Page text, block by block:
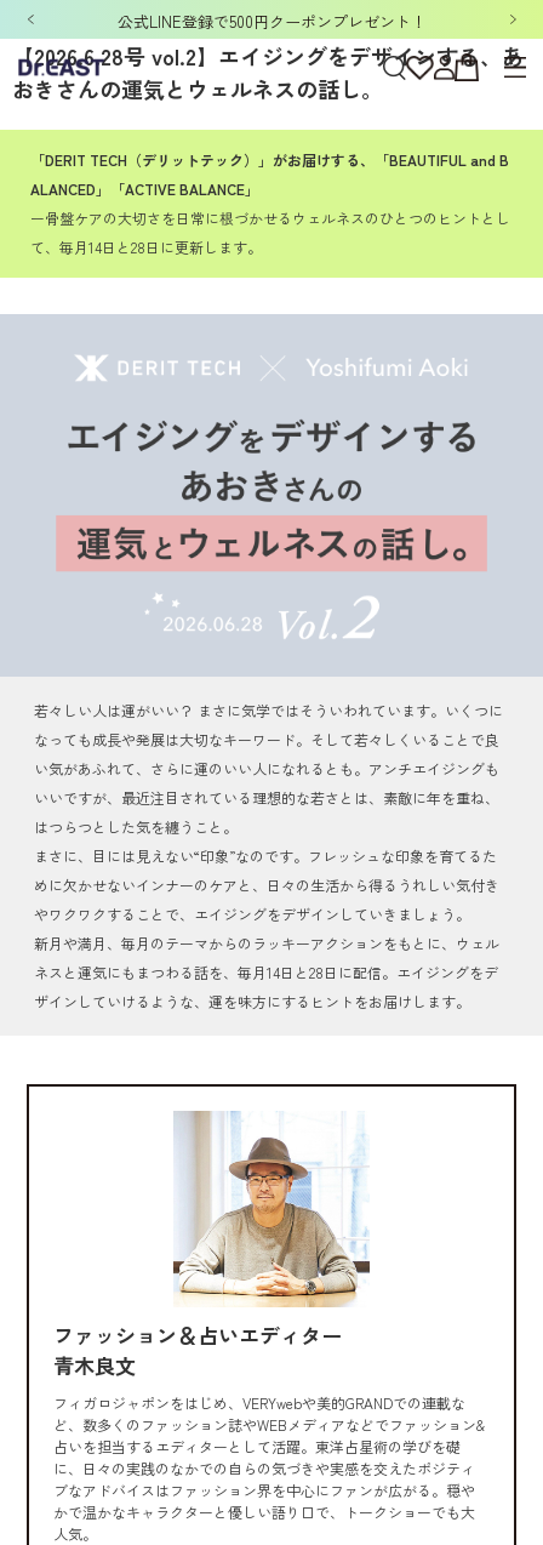
公式LINE登録で500円クーポンプレゼント！
【2026.6.28号 vol.2】エイジングをデザインする、あ
おきさんの運気とウェルネスの話し。
「DERIT TECH（デリットテック）」がお届けする、「BEAUTIFUL and B
ALANCED」「ACTIVE BALANCE」
ー骨盤ケアの大切さを日常に根づかせるウェルネスのひとつのヒントとし
て、毎月14日と28日に更新します。
若々しい人は運がいい？ まさに気学ではそういわれています。いくつに
なっても成長や発展は大切なキーワード。そして若々しくいることで良
い気があふれて、さらに運のいい人になれるとも。アンチエイジングも
いいですが、最近注目されている理想的な若さとは、素敵に年を重ね、
はつらつとした気を纏うこと。
まさに、目には見えない“印象”なのです。フレッシュな印象を育てるた
めに欠かせないインナーのケアと、日々の生活から得るうれしい気付き
やワクワクすることで、エイジングをデザインしていきましょう。
新月や満月、毎月のテーマからのラッキーアクションをもとに、ウェル
ネスと運気にもまつわる話を、毎月14日と28日に配信。エイジングをデ
ザインしていけるような、運を味方にするヒントをお届けします。
ファッション＆占いエディター
青木良文
フィガロジャポンをはじめ、VERYwebや美的GRANDでの連載な
ど、数多くのファッション誌やWEBメディアなどでファッション&
占いを担当するエディターとして活躍。東洋占星術の学びを礎
に、日々の実践のなかでの自らの気づきや実感を交えたポジティ
ブなアドバイスはファッション界を中心にファンが広がる。穏や
かで温かなキャラクターと優しい語り口で、トークショーでも大
人気。